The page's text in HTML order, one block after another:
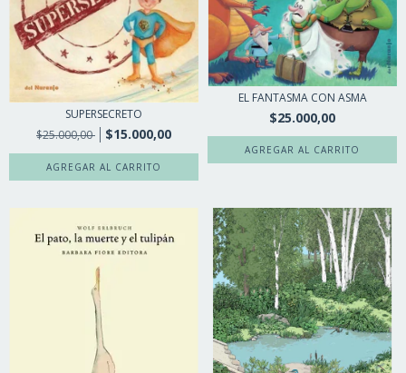
SUPERSECRETO
$25.000,00
$15.000,00
EL FANTASMA CON ASMA
$25.000,00